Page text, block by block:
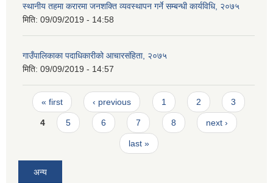
स्थानीय तहमा करारमा जनशक्ति व्यवस्थापन गर्ने सम्बन्धी कार्यविधि, २०७५
मिति: 09/09/2019 - 14:58
गाउँपालिकाका पदाधिकारीको आचारसंहिता, २०७५
मिति: 09/09/2019 - 14:57
Pages
« first ‹ previous 1 2 3
4 5 6 7 8 next ›
last »
अन्य